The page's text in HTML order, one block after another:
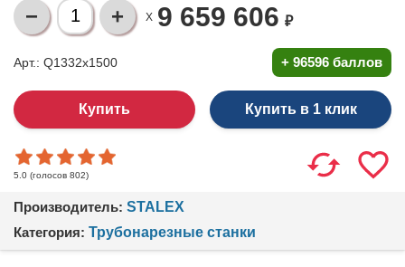
X 9 659 606 ₽
Арт.: Q1332x1500 + 96596 баллов
Купить в 1 клик
5.0 (голосов 802)
Производитель: STALEX
Категория: Трубонарезные станки